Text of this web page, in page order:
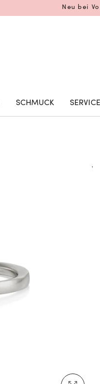
Neu bei
Mehr erfahren:
Rolex Certified
SCHMUCK SERVICE